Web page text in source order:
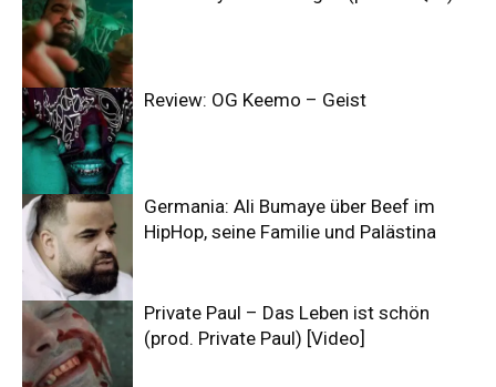
Review: OG Keemo – Geist
Germania: Ali Bumaye über Beef im
HipHop, seine Familie und Palästina
Private Paul – Das Leben ist schön
(prod. Private Paul) [Video]